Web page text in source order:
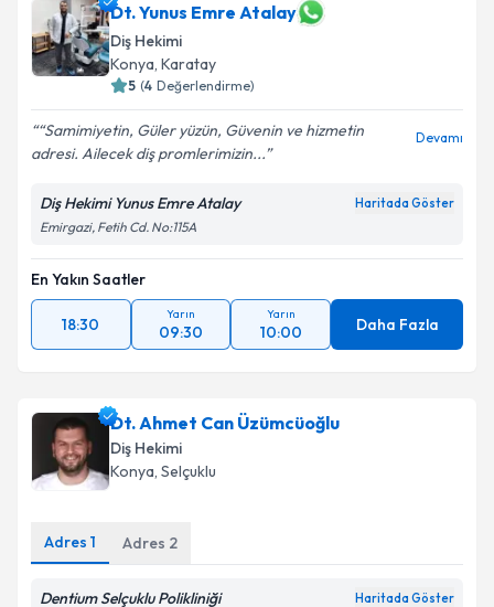
Dt. Yunus Emre Atalay
Diş Hekimi
Konya, Karatay
5 (4 Değerlendirme)
“Samimiyetin, Güler yüzün, Güvenin ve hizmetin
adresi. Ailecek diş promlerimizin...
Devamı
Diş Hekimi Yunus Emre Atalay Haritada Göster
Emirgazi, Fetih Cd. No:115A
En Yakın Saatler
18:30
Yarın
09:30
Yarın
10:00 Daha Fazla
Dt. Ahmet Can Üzümcüoğlu
Diş Hekimi
Konya, Selçuklu
Adres 1 Adres 2
Dentium Selçuklu Polikliniği Haritada Göster